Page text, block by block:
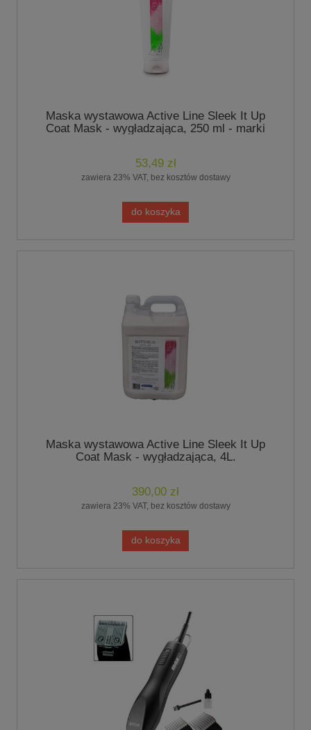
Maska wystawowa Active Line Sleek It Up
Coat Mask - wygładzająca, 250 ml - marki
53,49 zł
zawiera 23% VAT, bez kosztów dostawy
do koszyka
Maska wystawowa Active Line Sleek It Up
Coat Mask - wygładzająca, 4L.
390,00 zł
zawiera 23% VAT, bez kosztów dostawy
do koszyka